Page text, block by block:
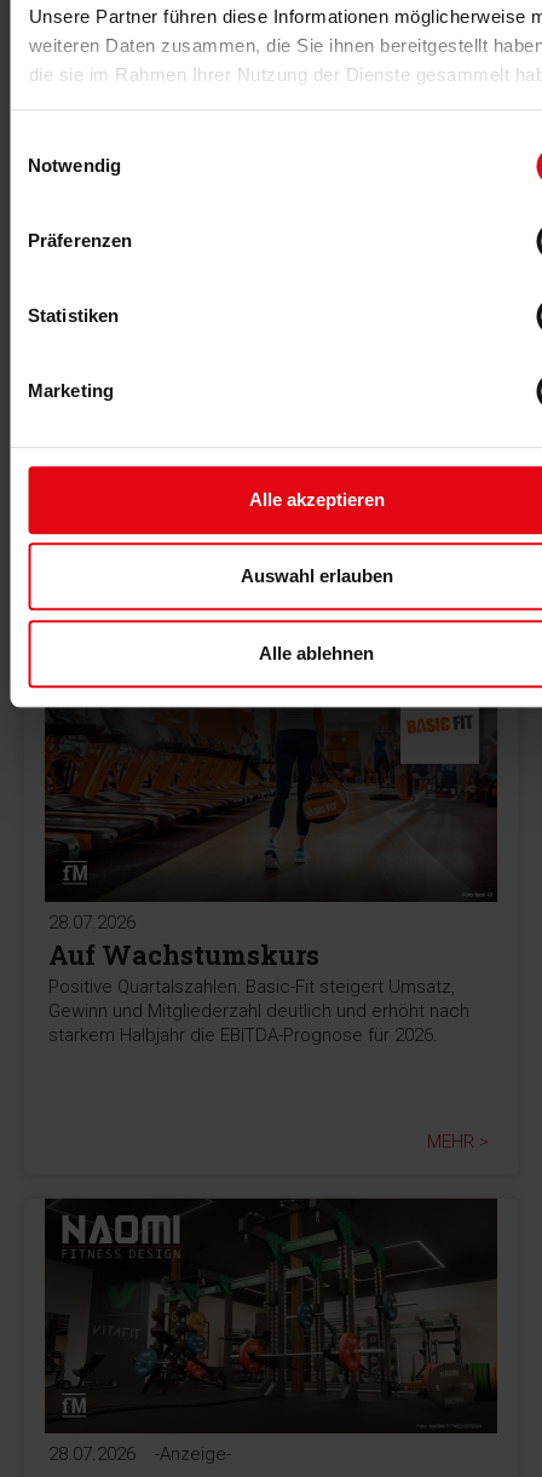
Unsere Partner führen diese Informationen möglicherweise
weiteren Daten zusammen, die Sie ihnen bereitgestellt
die sie im Rahmen Ihrer Nutzung der Dienste gesammelt
Notwendig
Präferenzen
Statistiken
Marketing
Alle akzeptieren
Auswahl erlauben
Alle ablehnen
MEHR >
30.07.2026
Les Mills und HYROX haben zwei 45-minütige
und eines für die Wettkampfvorbereitung.
MEHR >
28.07.2026
Auf Wachstumskurs
Positive Quartalszahlen: Basic-Fit steigert Umsatz,
Gewinn und Mitgliederzahl deutlich und erhöht nach
starkem Halbjahr die EBITDA-Prognose für 2026.
MEHR >
28.07.2026 -Anzeige-